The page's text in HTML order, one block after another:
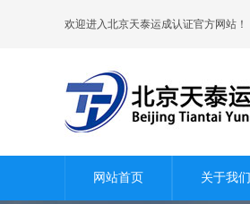
欢迎进入北京天泰运成认证官方网站！
网站首页 关于我们